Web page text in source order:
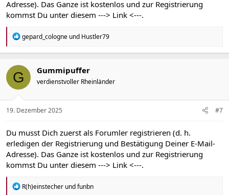
Adresse). Das Ganze ist kostenlos und zur Registrierung
kommst Du unter diesem ---> Link <---.
R
a
t
i
o
e
n
gepard_cologne und Hustler79
G Gummipuffer
verdienstvoller Rheinländer
19. Dezember 2025 #7
Du musst Dich zuerst als Forumler registrieren (d. h.
erledigen der Registrierung und Bestätigung Deiner E-Mail-
Adresse). Das Ganze ist kostenlos und zur Registrierung
kommst Du unter diesem ---> Link <---.
R
R(h)einstecher undfunbn